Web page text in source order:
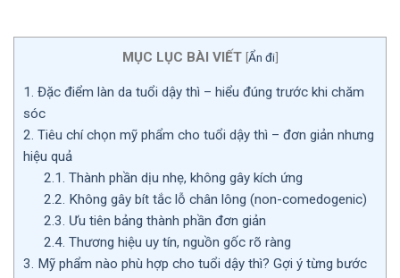
MỤC LỤC BÀI VIẾT [Ẩn đi]
1. Đặc điểm làn da tuổi dậy thì – hiểu đúng trước khi chăm
sóc
2. Tiêu chí chọn mỹ phẩm cho tuổi dậy thì – đơn giản nhưng
hiệu quả
2.1. Thành phần dịu nhẹ, không gây kích ứng
2.2. Không gây bít tắc lỗ chân lông (non-comedogenic)
2.3. Ưu tiên bảng thành phần đơn giản
2.4. Thương hiệu uy tín, nguồn gốc rõ ràng
3. Mỹ phẩm nào phù hợp cho tuổi dậy thì? Gợi ý từng bước